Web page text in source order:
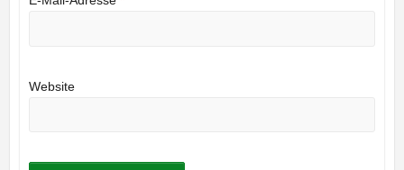
Website